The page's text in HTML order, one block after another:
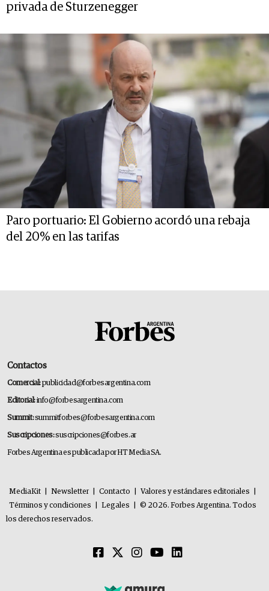
privada de Sturzenegger
Paro portuario: El Gobierno acordó una rebaja
del 20% en las tarifas
Contactos
Comercial:publicidad@forbesargentina.com
Editorial:info@forbesargentina.com
Summit:summitforbes@forbesargentina.com
Suscripciones:suscripciones@forbes.ar
Forbes Argentina es publicada por HT Media SA.
MediaKit Newsletter Contacto Valores y estándares editoriales
Términos y condiciones
Legales
© 2026. Forbes Argentina. Todos
los derechos reservados.